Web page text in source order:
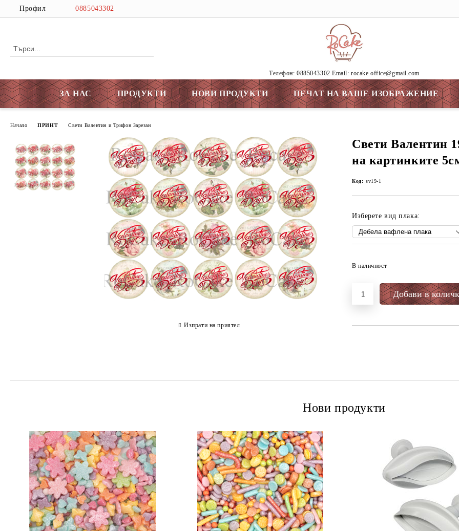
Профил 0885043302
Tелефон: 0885043302 Email: rocake.office@gmail.com
ЗА НАС ПРОДУКТИ НОВИ ПРОДУКТИ ПЕЧАТ НА ВАШЕ ИЗОБРАЖЕНИЕ
Начало ПРИНТ Свети Валентин и Трифон Зарезан
Свети Валентин
на картинките
Код: sv19-1
Изберете вид плака:
В наличност
Изпрати на приятел
Нови продукти